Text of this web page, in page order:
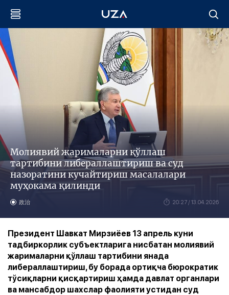
Молиявий жарималарни қўллаш
тартибини либераллаштириш ва суд
назоратини кучайтириш масалалари
муҳокама қилинди
政治 20:27 / 13.04.2026
Президент Шавкат Мирзиёев 13 апрель куни
тадбиркорлик субъектларига нисбатан молиявий
жарималарни қўллаш тартибини янада
либераллаштириш, бу борада ортиқча бюрократик
тўсиқларни қисқартириш ҳамда давлат органлари
ва мансабдор шахслар фаолияти устидан суд